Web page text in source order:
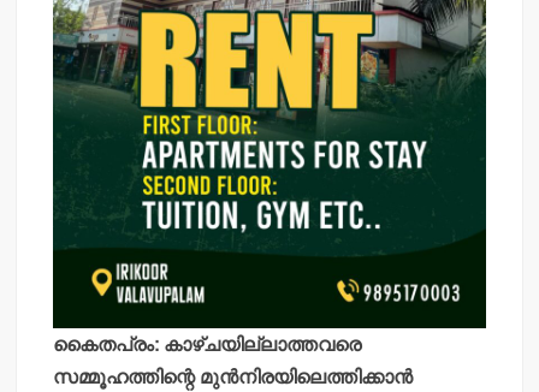
കൈതപ്രം: കാഴ്ചയില്ലാത്തവരെ
സമ്മൂഹത്തിന്റെ മുന്‍നിരയിലെത്തിക്കാന്‍